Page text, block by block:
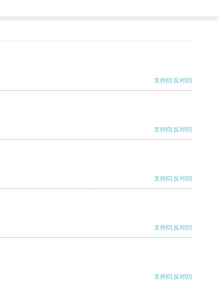
支持[0] 反对[0]
支持[0] 反对[0]
支持[0] 反对[0]
支持[0] 反对[0]
支持[0] 反对[0]